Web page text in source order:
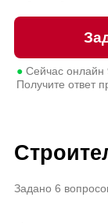
●Сейчас онлайн
Получите ответ
Задано 6